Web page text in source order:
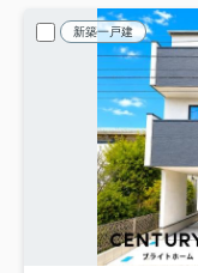
新築一戸建